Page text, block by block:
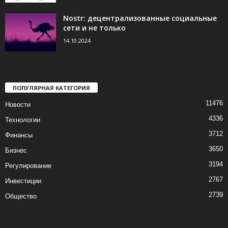
Nostr: децентрализованные социальные
сети и не только
14.10.2024
ПОПУЛЯРНАЯ КАТЕГОРИЯ
Новости 11476
Технологии 4336
Финансы 3712
Бизнес 3650
Регулирование 3194
Инвестиции 2767
Общество 2739